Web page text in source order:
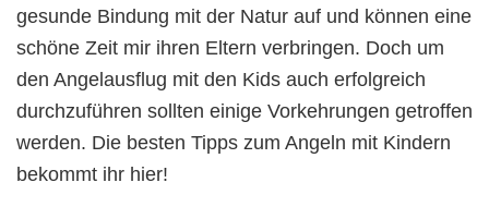
kann
schiefgehen
gesunde Bindung mit der Natur auf und können eine
schöne Zeit mir ihren Eltern verbringen. Doch um
den Angelausflug mit den Kids auch erfolgreich
durchzuführen sollten einige Vorkehrungen getroffen
werden. Die besten Tipps zum Angeln mit Kindern
bekommt ihr hier!